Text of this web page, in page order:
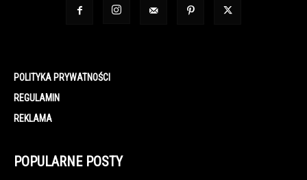
POLITYKA PRYWATNOŚCI
REGULAMIN
REKLAMA
POPULARNE POSTY